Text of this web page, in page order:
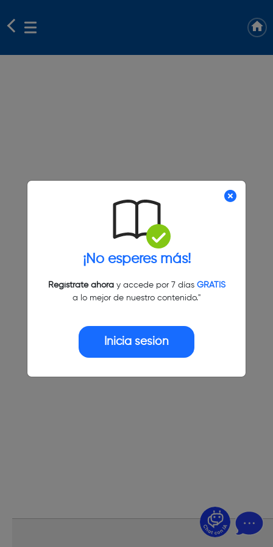
¡No esperes más!
Regístrate ahoray accede por 7 días GRATIS
a lo mejor de nuestro contenido."
Inicia sesión